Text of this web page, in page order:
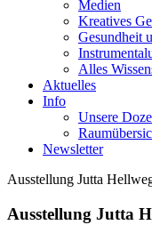
Medien
Kreatives
Gesundheit
Alles
Aktuelles
Info
Unsere
Newsletter
Ausstellung Jutta
Ausstellung Jutta